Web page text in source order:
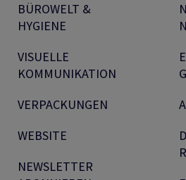
BÜROWELT &
HYGIENE
VISUELLE
KOMMUNIKATION
VERPACKUNGEN
WEBSITE
NEWSLETTER